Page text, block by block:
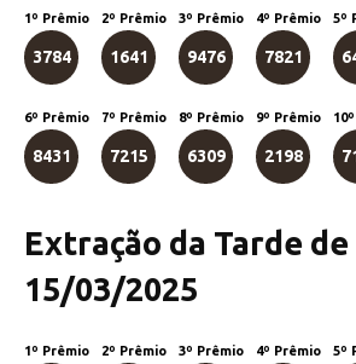
1º Prêmio
3784
2º Prêmio
1641
3º Prêmio
9476
4º Prêmio
7821
5º
6º Prêmio
8431
7º Prêmio
7215
8º Prêmio
6309
9º Prêmio
2198
Extração da Tarde
15/03/2025
1º Prêmio 2º Prêmio 3º Prêmio 4º Prêmio 5º